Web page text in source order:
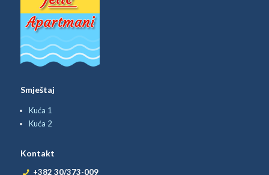
Smještaj
Kuća 1
Kuća 2
Kontakt
+382 30/373-009